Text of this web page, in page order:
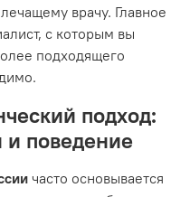
врачу. Главное
с которым вы
подходящего
подход:
и поведение
часто основывается